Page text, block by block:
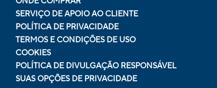
SERVIÇO DE APOIO AO CLIENTE
POLÍTICA DE PRIVACIDADE
TERMOS E CONDIÇÕES DE USO
COOKIES
POLÍTICA DE DIVULGAÇÃO RESPONSÁVEL
SUAS OPÇÕES DE PRIVACIDADE